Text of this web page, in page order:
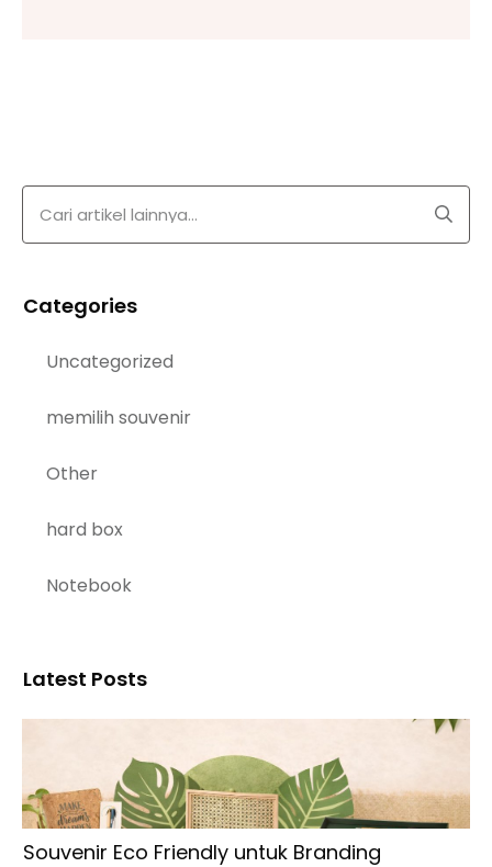
Categories
Uncategorized
memilih souvenir
Other
hard box
Notebook
Latest Posts
Souvenir Eco Friendly untuk Branding